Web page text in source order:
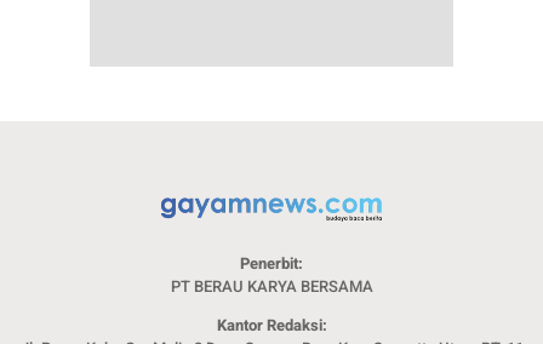
Penerbit:
PT BERAU KARYA BERSAMA
Kantor Redaksi: